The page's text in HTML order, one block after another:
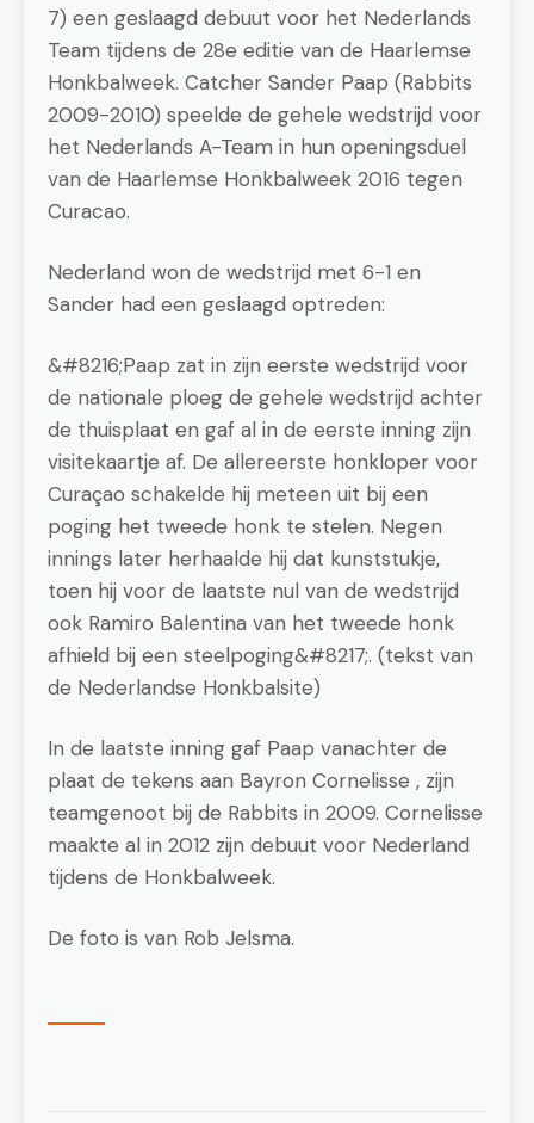
7) een geslaagd debuut voor het Nederlands
Team tijdens de 28e editie van de Haarlemse
Honkbalweek. Catcher Sander Paap (Rabbits
2009-2010) speelde de gehele wedstrijd voor
het Nederlands A-Team in hun openingsduel
van de Haarlemse Honkbalweek 2016 tegen
Curacao.
Nederland won de wedstrijd met 6-1 en
Sander had een geslaagd optreden:
&#8216;Paap zat in zijn eerste wedstrijd voor
de nationale ploeg de gehele wedstrijd achter
de thuisplaat en gaf al in de eerste inning zijn
visitekaartje af. De allereerste honkloper voor
Curaçao schakelde hij meteen uit bij een
poging het tweede honk te stelen. Negen
innings later herhaalde hij dat kunststukje,
toen hij voor de laatste nul van de wedstrijd
ook Ramiro Balentina van het tweede honk
afhield bij een steelpoging&#8217;. (tekst van
de Nederlandse Honkbalsite)
In de laatste inning gaf Paap vanachter de
plaat de tekens aan Bayron Cornelisse , zijn
teamgenoot bij de Rabbits in 2009. Cornelisse
maakte al in 2012 zijn debuut voor Nederland
tijdens de Honkbalweek.
De foto is van Rob Jelsma.